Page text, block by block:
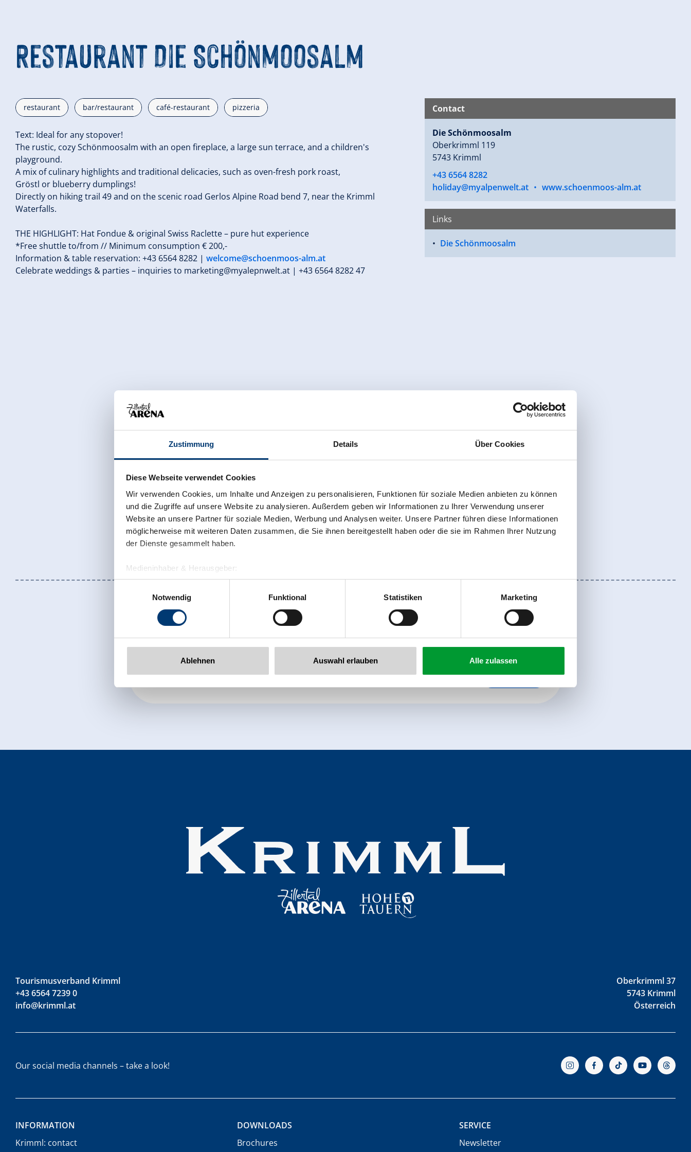
Zustimmung Details Über Cookies
Diese Webseite verwendet Cookies
Wir verwenden Cookies, um Inhalte und Anzeigen zu personalisieren, Funktionen für soziale Medien anbieten zu können
und die Zugriffe auf unsere Website zu analysieren. Außerdem geben wir Informationen zu Ihrer Verwendung unserer
Website an unsere Partner für soziale Medien, Werbung und Analysen weiter. Unsere Partner führen diese Informationen
möglicherweise mit weiteren Daten zusammen, die Sie ihnen bereitgestellt haben oder die sie im Rahmen Ihrer Nutzung
der Dienste gesammelt haben.
Medieninhaber & Herausgeber:
Zeller Bergbahnen Zillertal GmbH & Co KG
Rohr 23// A-6280 Zell am Ziller
www.zillertalarena.com
Notwendig
Funktional Statistiken Marketing
Ablehnen Auswahl erlauben Alle zulassen
Restaurant Die Schönmoosalm
restaurant bar/restaurant café-restaurant pizzeria
Text: Ideal for any stopover!
The rustic, cozy Schönmoosalm with an open fireplace, a large sun terrace, and a children's
playground.
A mix of culinary highlights and traditional delicacies, such as oven-fresh pork roast,
Gröstl or blueberry dumplings!
Directly on hiking trail 49 and on the scenic road Gerlos Alpine Road bend 7, near the Krimml
Waterfalls.
THE HIGHLIGHT: Hat Fondue & original Swiss Raclette – pure hut experience
*Free shuttle to/from // Minimum consumption € 200,-
Information & table reservation: +43 6564 8282 | welcome@schoenmoos-alm.at
Celebrate weddings & parties – inquiries to marketing@myalepnwelt.at | +43 6564 8282 47
Contact
Die Schönmoosalm
Oberkrimml 119
5743 Krimml
+43 6564 8282
holiday@myalpenwelt.at • www.schoenmoos-alm.at
Links
Die Schönmoosalm
back to overview
Sign up for the newsletter now! register
Tourismusverband Krimml
+43 6564 7239 0
info@krimml.at
Oberkrimml 37
5743 Krimml
Österreich
Our social media channels – take a look!
INFORMATION
Krimml: contact
DOWNLOADS
Brochures
SERVICE
Newsletter